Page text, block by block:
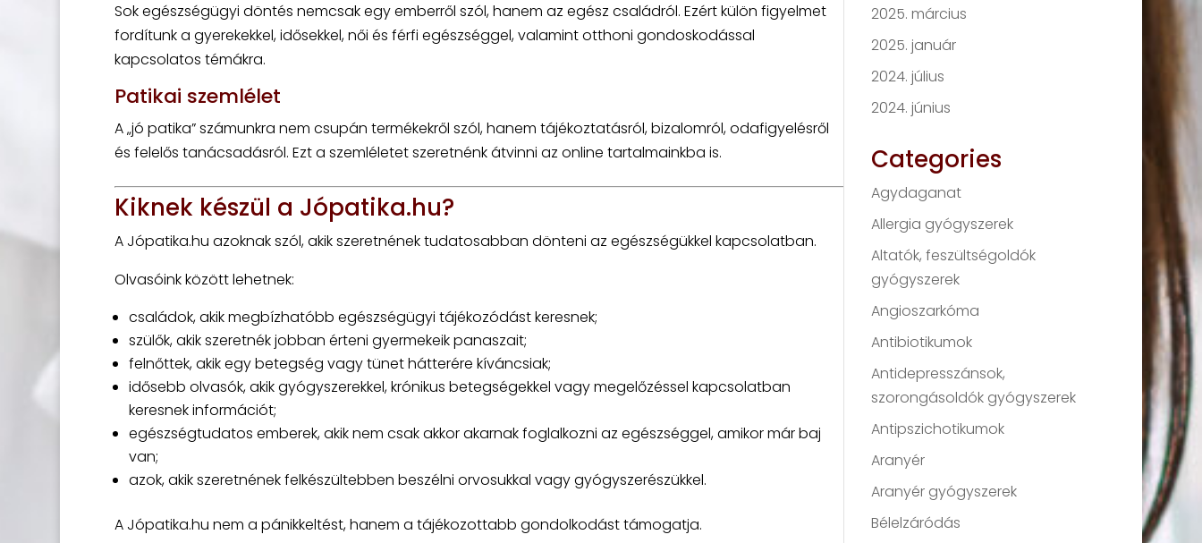
Sok egészségügyi döntés nemcsak egy emberről szól, hanem az egész családról. Ezért külön figyelmet
fordítunk a gyerekekkel, idősekkel, női és férfi egészséggel, valamint otthoni gondoskodással
kapcsolatos témákra.
Patikai szemlélet
A „jó patika” számunkra nem csupán termékekről szól, hanem tájékoztatásról, bizalomról, odafigyelésről
és felelős tanácsadásról. Ezt a szemléletet szeretnénk átvinni az online tartalmainkba is.
Kiknek készül a Jópatika.hu?
A Jópatika.hu azoknak szól, akik szeretnének tudatosabban dönteni az egészségükkel kapcsolatban.
Olvasóink között lehetnek:
családok, akik megbízhatóbb egészségügyi tájékozódást keresnek;
szülők, akik szeretnék jobban érteni gyermekeik panaszait;
felnőttek, akik egy betegség vagy tünet hátterére kíváncsiak;
idősebb olvasók, akik gyógyszerekkel, krónikus betegségekkel vagy megelőzéssel kapcsolatban
keresnek információt;
egészségtudatos emberek, akik nem csak akkor akarnak foglalkozni az egészséggel, amikor már baj
van;
azok, akik szeretnének felkészültebben beszélni orvosukkal vagy gyógyszerészükkel.
A Jópatika.hu nem a pánikkeltést, hanem a tájékozottabb gondolkodást támogatja.
2025. március
2025. január
2024. július
2024. június
Categories
Agydaganat
Allergia gyógyszerek
Altatók, feszültségoldók
gyógyszerek
Angioszarkóma
Antibiotikumok
Antidepresszánsok,
szorongásoldók gyógyszerek
Antipszichotikumok
Aranyér
Aranyér gyógyszerek
Bélelzáródás